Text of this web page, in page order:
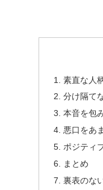
素直な人
分け隔て
本音を包
悪口をあ
ポジティ
まとめ
裏表のな